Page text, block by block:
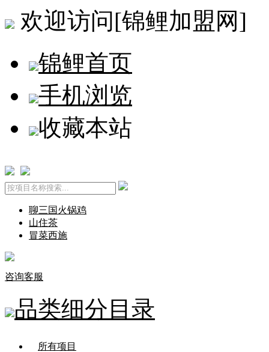
欢迎访问[锦鲤加盟网]
锦鲤首页
手机浏览
收藏本站
聊三国火锅鸡
山住茶
冒菜西施
咨询客服
品类细分目录
所有项目